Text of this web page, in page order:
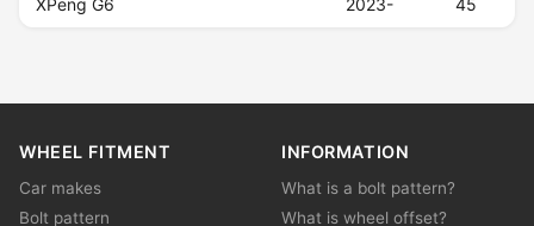
XPeng G6 2023- 45
WHEEL FITMENT
Car makes
Bolt pattern
INFORMATION
What is a bolt pattern?
What is wheel offset?